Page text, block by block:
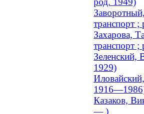
транспорт ;
Захарова,
транспорт ;
Зеленский,
1929)
Казаков,
— )